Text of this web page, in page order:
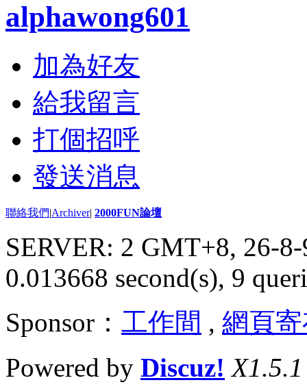
alphawong601
加為好友
給我留言
打個招呼
發送消息
聯絡我們|Archiver| 2000FUN論壇
SERVER: 2 GMT+8, 26-
0.013668 second(s), 9
Sponsor： 工作間 , 網頁
Powered by Discuz! X1.5.1